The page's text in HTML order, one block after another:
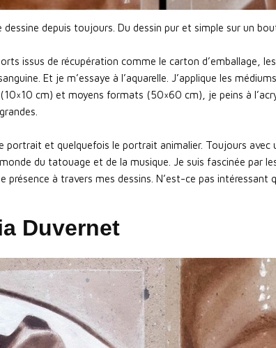
depuis toujours. Du dessin pur et simple sur un
issus de récupération comme le carton d’emballage,
Et je m’essaye à l’aquarelle. J’applique les
cm) et moyens formats (50×60 cm), je peins à
portrait et quelquefois le portrait animalier. Toujours avec
du tatouage et de la musique. Je suis fascinée par
présence à travers mes dessins. N’est-ce pas
Duvernet